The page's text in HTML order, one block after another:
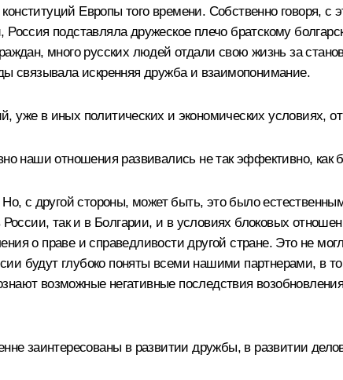
Европы того времени. Собственно говоря, с
подставляла дружеское плечо братскому
много русских людей отдали свою жизнь за
связывала искренняя дружба и взаимопонимание.
уже в иных политических и экономических условиях,
наши отношения развивались не так эффективно,
с другой стороны, может быть, это было
так и в Болгарии, и в условиях блоковых
о праве и справедливости другой стране. Это не
будут глубоко поняты всеми нашими партнерами, в
возможные негативные последствия
заинтересованы в развитии дружбы, в развитии